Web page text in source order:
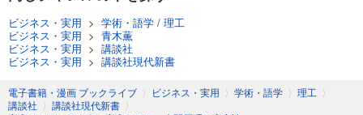
ビジネス・実用 > 学術・語学 / 理工
ビジネス・実用 > 青木薫
ビジネス・実用 > 講談社
ビジネス・実用 > 講談社現代新書
電子書籍・漫画 ブックライブ 〉 ビジネス・実用 〉 学術・語学 〉 理工 〉
講談社 〉 講談社現代新書 〉